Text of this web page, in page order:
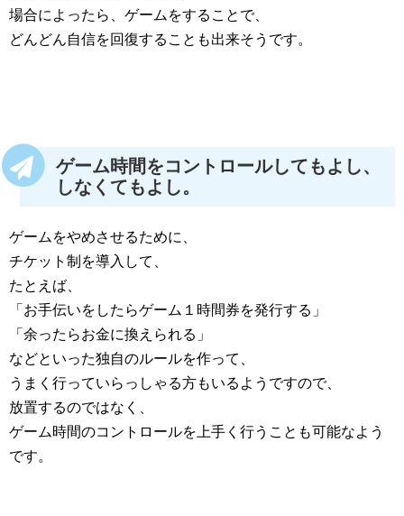
場合によったら、ゲームをすることで、
どんどん自信を回復することも出来そうです。
ゲーム時間をコントロールしてもよし、
しなくてもよし。
ゲームをやめさせるために、
チケット制を導入して、
たとえば、
「お手伝いをしたらゲーム１時間券を発行する」
「余ったらお金に換えられる」
などといった独自のルールを作って、
うまく行っていらっしゃる方もいるようですので、
放置するのではなく、
ゲーム時間のコントロールを上手く行うことも可能なよう
です。